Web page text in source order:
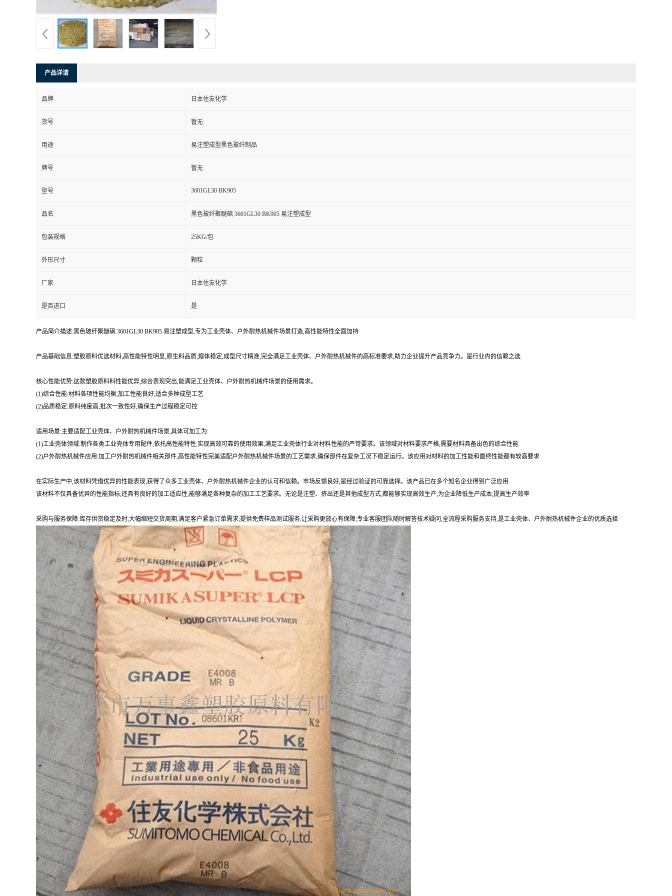
产品详请
品牌 日本住友化学
货号 暂无
用途 易注塑成型黑色玻纤制品
牌号 暂无
型号 3601GL30 BK905
品名 黑色玻纤聚醚砜 3601GL30 BK905 易注塑成型
包装规格 25KG/包
外形尺寸 颗粒
厂家 日本住友化学
是否进口 是
产品简介描述:黑色玻纤聚醚砜 3601GL30 BK905 易注塑成型,专为工业壳体、户外耐热机械件场景打造,高性能特性全面加持
产品基础信息:塑胶原料优选材料,高性能特性明显,原生料品质,熔体稳定,成型尺寸精准,完全满足工业壳体、户外耐热机械件的高标准要求,助力企业提升产品竞争力。是行业内的信赖之选
核心性能优势:这款塑胶原料料性能优异,综合表现突出,能满足工业壳体、户外耐热机械件场景的使用需求。
(1)综合性能:材料各项性能均衡,加工性能良好,适合多种成型工艺
(2)品质稳定:原料纯度高,批次一致性好,确保生产过程稳定可控
适用场景:主要适配工业壳体、户外耐热机械件场景,具体可加工为:
(1)工业壳体领域:制作各类工业壳体专用配件,依托高性能特性,实现高效可靠的使用效果,满足工业壳体行业对材料性能的严苛要求。该领域对材料要求严格,需要材料具备出色的综合性能
(2)户外耐热机械件应用:加工户外耐热机械件相关部件,高性能特性完美适配户外耐热机械件场景的工艺需求,确保部件在复杂工况下稳定运行。该应用对材料的加工性能和最终性能都有较高要求
在实际生产中,该材料凭借优异的性能表现,获得了众多工业壳体、户外耐热机械件企业的认可和信赖。市场反馈良好,是经过验证的可靠选择。该产品已在多个知名企业得到广泛应用
该材料不仅具备优异的性能指标,还具有良好的加工适应性,能够满足各种复杂的加工工艺要求。无论是注塑、挤出还是其他成型方式,都能够实现高效生产,为企业降低生产成本,提高生产效率
采购与服务保障:库存供货稳定及时,大幅缩短交货周期,满足客户紧急订单需求;提供免费样品测试服务,让采购更放心有保障;专业客服团队随时解答技术疑问,全流程采购服务支持,是工业壳体、户外耐热机械件企业的优质选择